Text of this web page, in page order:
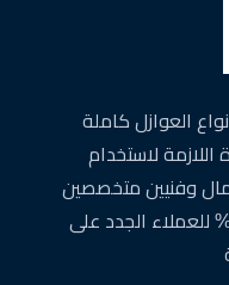
العوازل كاملة
اللازمة لاستخدام
وفنيين متخصصين
عمليات العزل وخصم خاص 25 % للعملاء الجدد على